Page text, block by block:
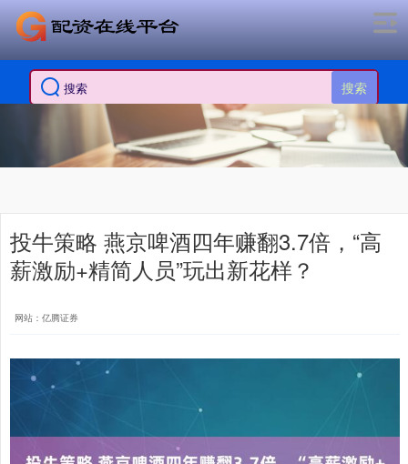
搜索
投牛策略 燕京啤酒四年赚翻3.7倍，“高
薪激励+精简人员”玩出新花样？
网站：亿腾证券